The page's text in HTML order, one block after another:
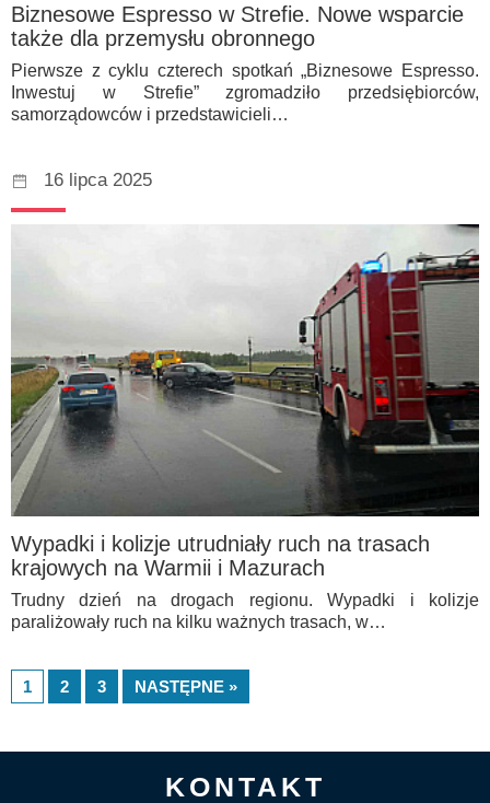
Biznesowe Espresso w Strefie. Nowe wsparcie
także dla przemysłu obronnego
Pierwsze z cyklu czterech spotkań „Biznesowe Espresso.
Inwestuj w Strefie” zgromadziło przedsiębiorców,
samorządowców i przedstawicieli…
16 lipca 2025
Wypadki i kolizje utrudniały ruch na trasach
krajowych na Warmii i Mazurach
Trudny dzień na drogach regionu. Wypadki i kolizje
paraliżowały ruch na kilku ważnych trasach, w…
1 2 3 NASTĘPNE »
KONTAKT